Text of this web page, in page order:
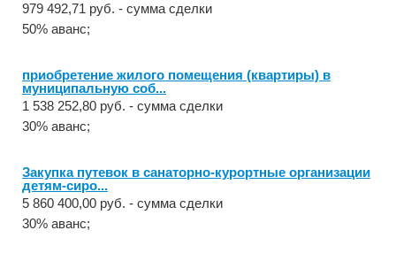
979 492,71 руб. - сумма сделки
50% аванс;
приобретение жилого помещения (квартиры) в
муниципальную соб...
1 538 252,80 руб. - сумма сделки
30% аванс;
Закупка путевок в санаторно-курортные организации
детям-сиро...
5 860 400,00 руб. - сумма сделки
30% аванс;